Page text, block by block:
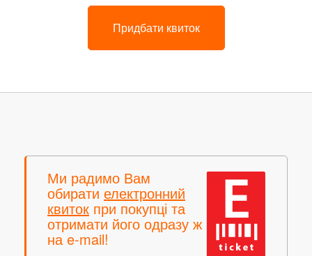
Придбати квиток
Ми радимо Вам
обирати електронний
квиток при покупці та
отримати його одразу ж
на e-mail!